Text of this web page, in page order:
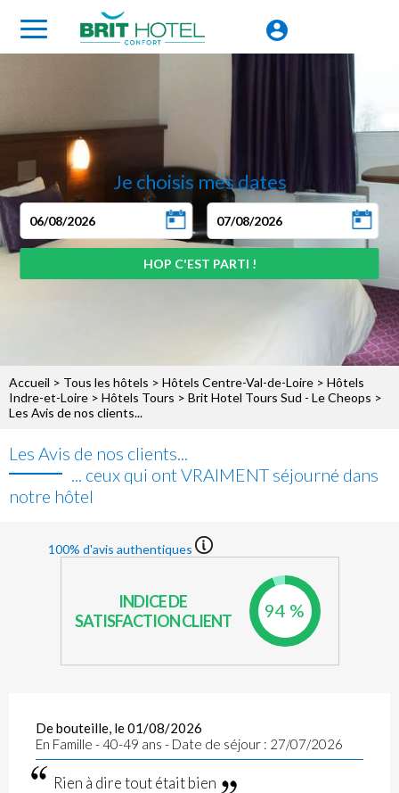
Je choisis mes dates
Accueil > Tous les hôtels > Hôtels Centre-Val-de-Loire > Hôtels
Indre-et-Loire > Hôtels Tours > Brit Hotel Tours Sud - Le Cheops >
Les Avis de nos clients...
Les Avis de nos clients...
... ceux qui ont VRAIMENT séjourné dans
notre hôtel
100% d'avis authentiques
INDICE DE
SATISFACTION CLIENT
94 %
De bouteille, le 01/08/2026
En Famille - 40-49 ans - Date de séjour : 27/07/2026
Rien à dire tout était bien